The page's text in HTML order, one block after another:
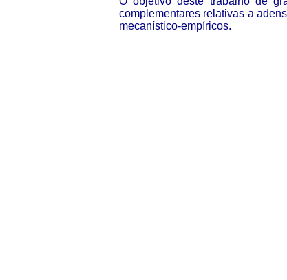
complementares relativas a
mecanístico-empíricos.